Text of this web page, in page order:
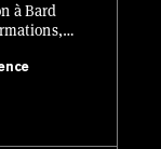
à Bard